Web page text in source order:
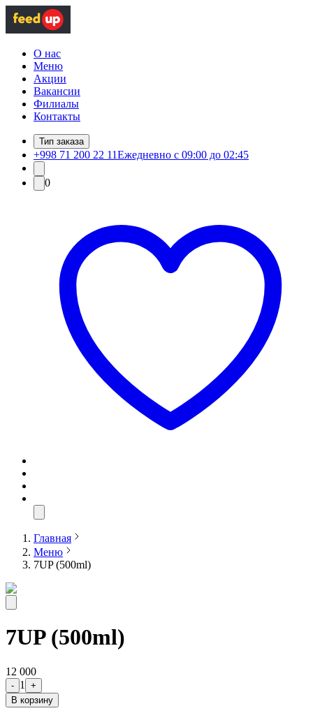
О нас
Меню
Акции
Вакансии
Филиалы
Контакты
Тип заказа
+998 71 200 22 11Ежедневно с 09:00 до 02:45
0
Главная
Меню
7UP (500ml)
7UP (500ml)
12 000
- 1
+
В корзину